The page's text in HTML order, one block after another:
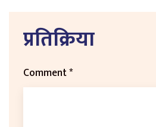
प्रतिक्रिया
Comment*